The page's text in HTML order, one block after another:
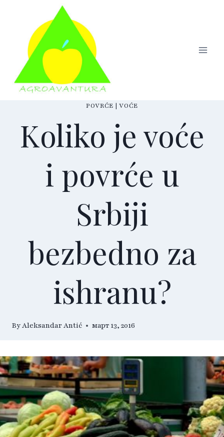
content
POVRĆE |VOĆE
Koliko je voće
i povrće u
Srbiji
bezbedno za
ishranu?
ByAleksandar Antić март 13, 2016